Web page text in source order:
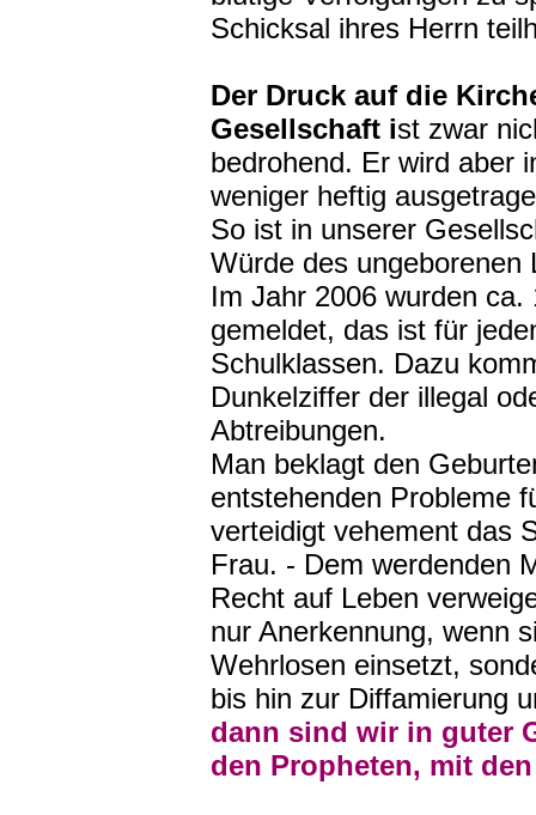
Schicksal ihres Herrn
Der Druck auf die
Gesellschaft ist zwar
bedrohend. Er wird aber
weniger heftig
So ist in unserer
Würde des ungeborenen
Im Jahr 2006 wurden
gemeldet, das ist für
Schulklassen. Dazu
Dunkelziffer der illegal
Abtreibungen.
Man beklagt den
entstehenden Probleme
verteidigt vehement das
Frau. - Dem werdenden
Recht auf Leben
nur Anerkennung, wenn
Wehrlosen einsetzt,
bis hin zur Diffamierung
dann sind wir in guter
den Propheten, mit